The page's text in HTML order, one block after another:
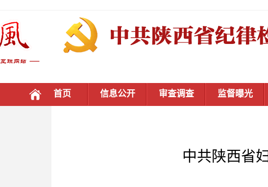
首页 信息公开 审查调查 监督曝光
中共陕西省